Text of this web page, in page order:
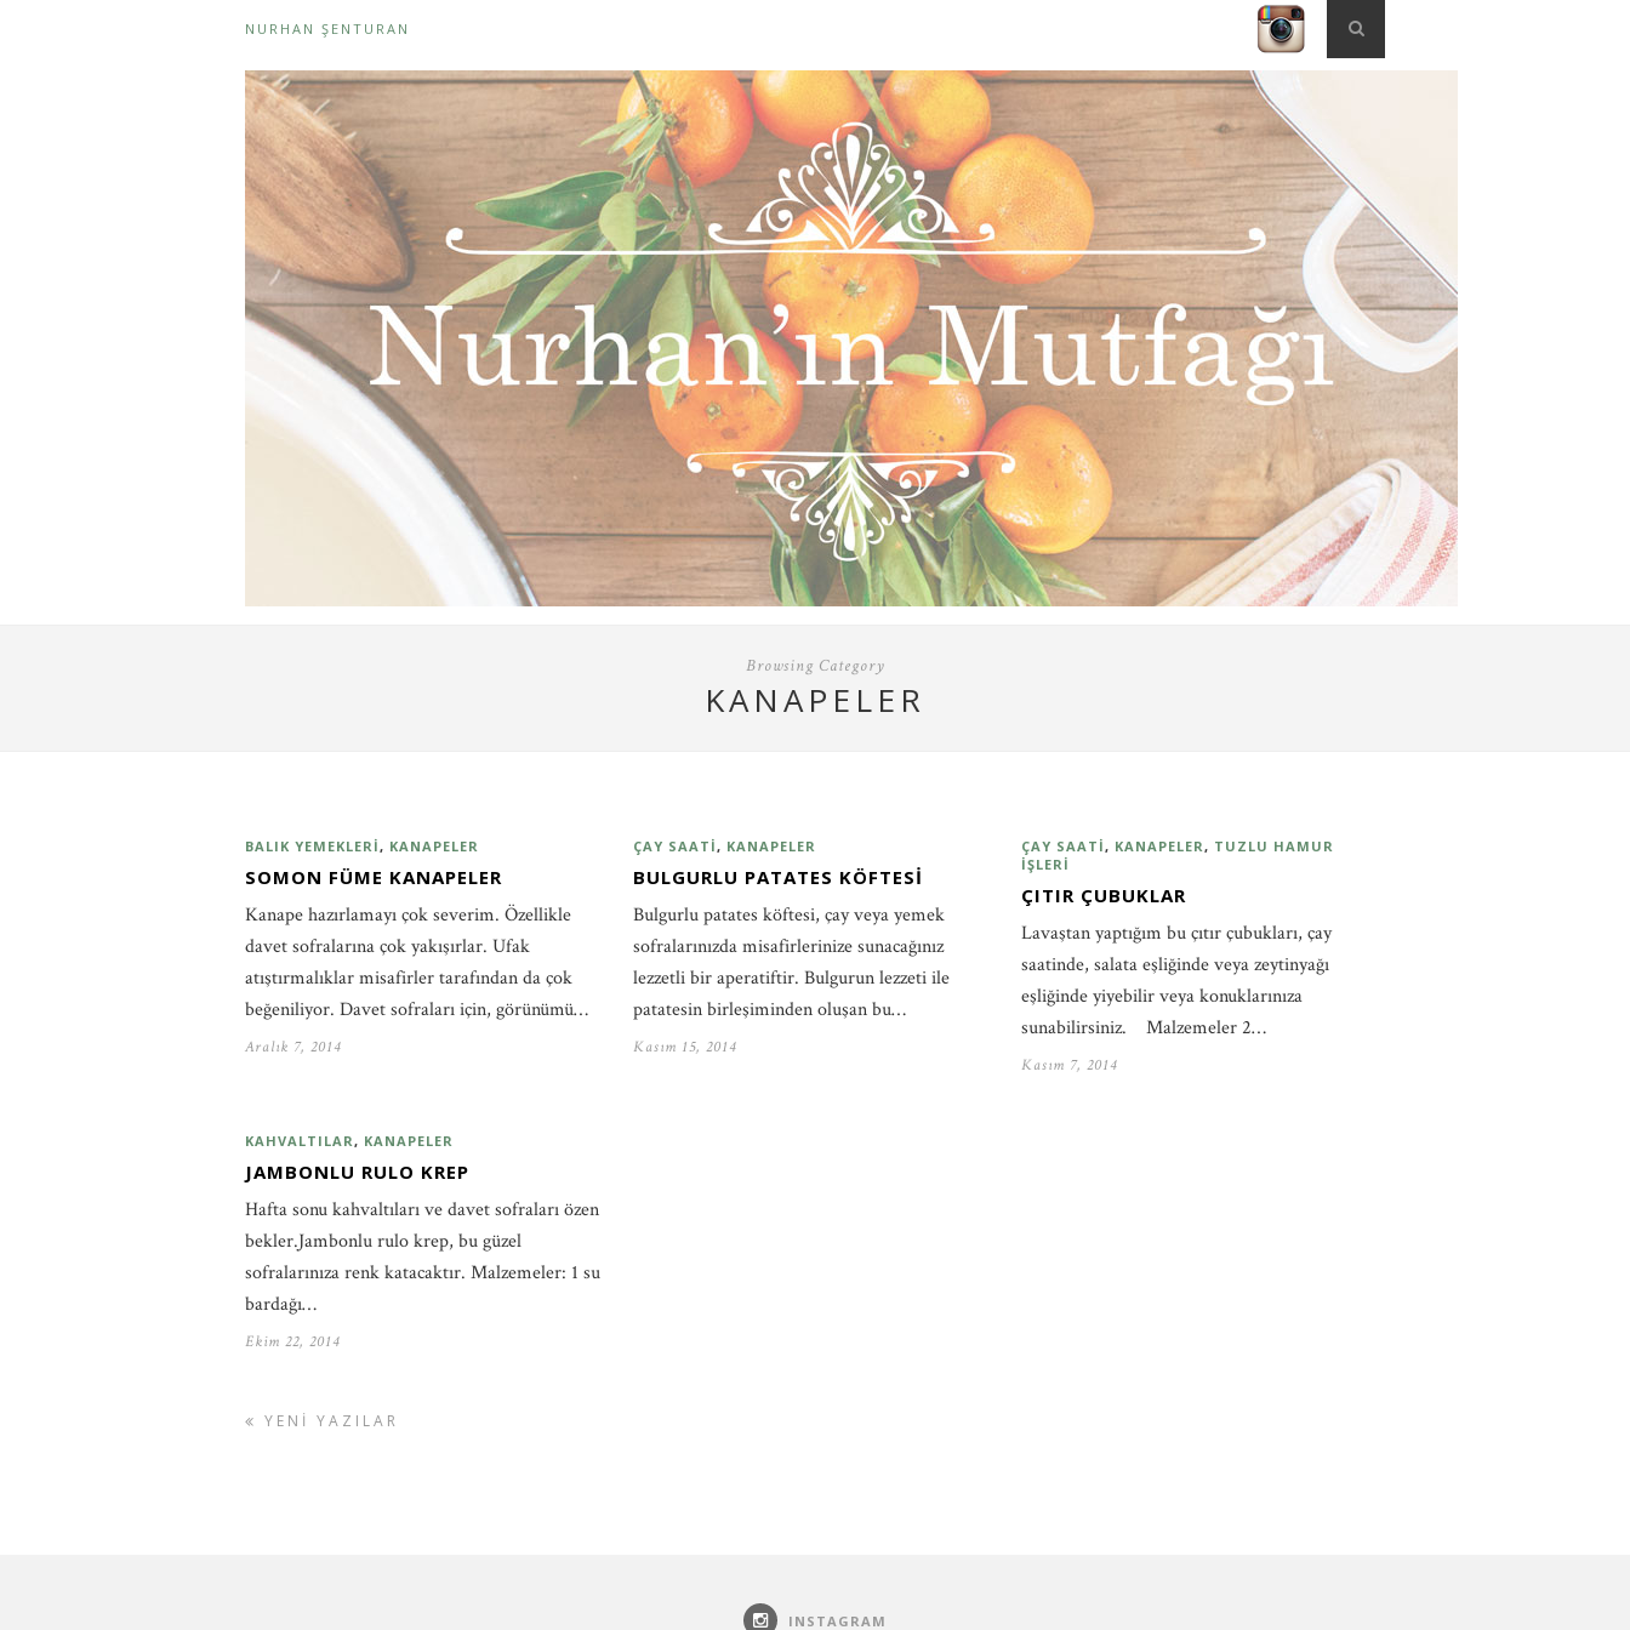
NURHAN ŞENTURAN
Browsing Category
KANAPELER
BALIK YEMEKLERI, KANAPELER
SOMON FÜME KANAPELER
Kanape hazırlamayı çok severim. Özellikle
davet sofralarına çok yakışırlar. Ufak
atıştırmalıklar misafirler tarafından da çok
beğeniliyor. Davet sofraları için, görünümü…
Aralık 7, 2014
ÇAY SAATI, KANAPELER
BULGURLU PATATES KÖFTESI
Bulgurlu patates köftesi, çay veya yemek
sofralarınızda misafirlerinize sunacağınız
lezzetli bir aperatiftir. Bulgurun lezzeti ile
patatesin birleşiminden oluşan bu…
Kasım 15, 2014
ÇAY SAATI, KANAPELER, TUZLU HAMUR
İŞLERI
ÇITIR ÇUBUKLAR
Lavaştan yaptığım bu çıtır çubukları, çay
saatinde, salata eşliğinde veya zeytinyağı
eşliğinde yiyebilir veya konuklarınıza
sunabilirsiniz. Malzemeler 2…
Kasım 7, 2014
KAHVALTILAR, KANAPELER
JAMBONLU RULO KREP
Hafta sonu kahvaltıları ve davet sofraları özen
bekler.Jambonlu rulo krep, bu güzel
sofralarınıza renk katacaktır. Malzemeler: 1 su
bardağı…
Ekim 22, 2014
YENI YAZILAR
INSTAGRAM